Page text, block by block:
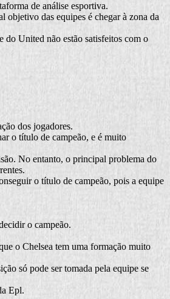
de análise esportiva.
objetivo das equipes é chegar à zona da
do United não estão satisfeitos com o
dos jogadores.
o título de campeão, e é muito
No entanto, o principal problema do
o título de campeão, pois a equipe
o campeão.
o Chelsea tem uma formação muito
só pode ser tomada pela equipe se
Epl.